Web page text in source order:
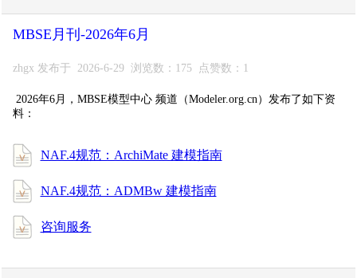
MBSE月刊-2026年6月
zhgx 发布于 2026-6-29 浏览数：175 点赞数：1
2026年6月，MBSE模型中心 频道（Modeler.org.cn）发布了如下资
料：
NAF.4规范：ArchiMate 建模指南
NAF.4规范：ADMBw 建模指南
咨询服务